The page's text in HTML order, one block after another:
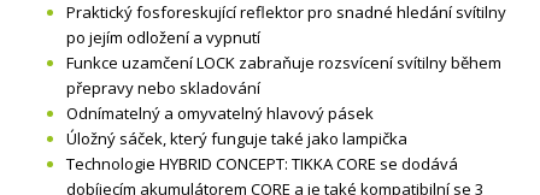
Praktický fosforeskující reflektor pro snadné hledání svítilny
po jejím odložení a vypnutí
Funkce uzamčení LOCK zabraňuje rozsvícení svítilny během
přepravy nebo skladování
Odnímatelný a omyvatelný hlavový pásek
Úložný sáček, který funguje také jako lampička
Technologie HYBRID CONCEPT: TIKKA CORE se dodává
dobíjecím akumulátorem CORE a je také kompatibilní se 3